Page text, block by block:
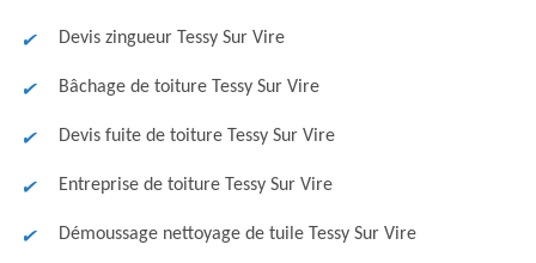
Devis zingueur Tessy Sur Vire
Bâchage de toiture Tessy Sur Vire
Devis fuite de toiture Tessy Sur Vire
Entreprise de toiture Tessy Sur Vire
Démoussage nettoyage de tuile Tessy Sur Vire